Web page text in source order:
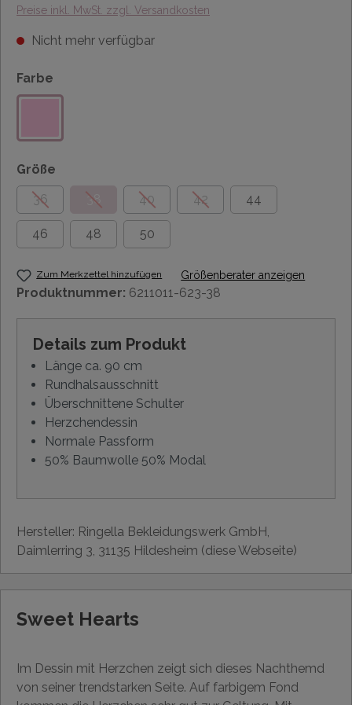
Preise inkl. MwSt. zzgl. Versandkosten
Nicht mehr verfügbar
Farbe
Größe
36
38 40 42 44
46 48 50
Zum Merkzettel hinzufügen Größenberater anzeigen
Produktnummer: 6211011-623-38
Details zum Produkt
Länge ca. 90 cm
Rundhalsausschnitt
Überschnittene Schulter
Herzchendessin
Normale Passform
50% Baumwolle 50% Modal
Hersteller: Ringella Bekleidungswerk GmbH,
Daimlerring 3, 31135 Hildesheim (diese Webseite)
Sweet Hearts
Im Dessin mit Herzchen zeigt sich dieses Nachthemd
von seiner trendstarken Seite. Auf farbigem Fond